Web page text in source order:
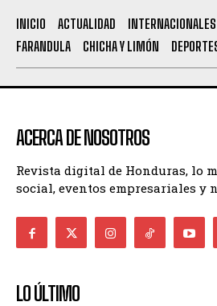
INICIO ACTUALIDAD INTERNACIONALES
FARANDULA
CHICHA Y LIMÓN
ACERCA DE NOSOTROS
Revista digital de Honduras, lo
social, eventos empresariales y
LO ÚLTIMO